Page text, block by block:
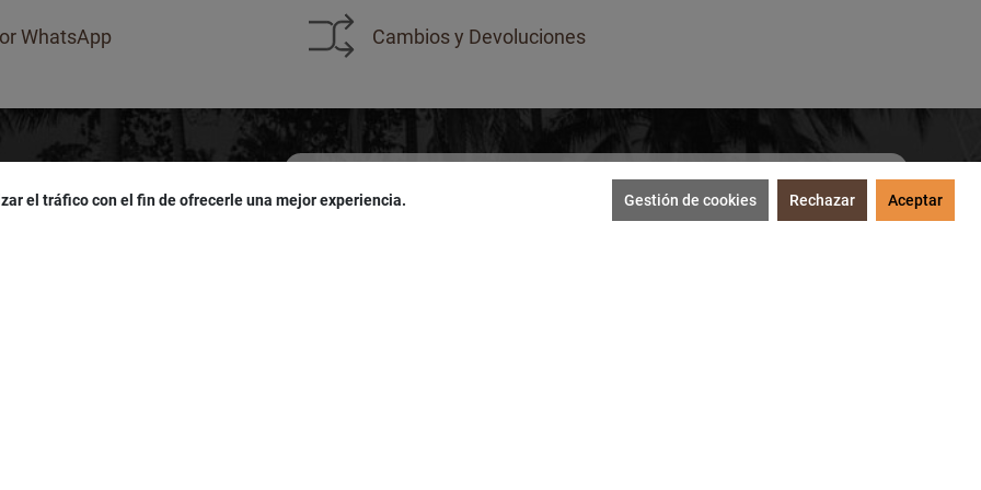
WhatsApp Cambios y Devoluciones
el tráfico con el fin de ofrecerle una mejor experiencia. Gestión de cookies Rechazar Aceptar